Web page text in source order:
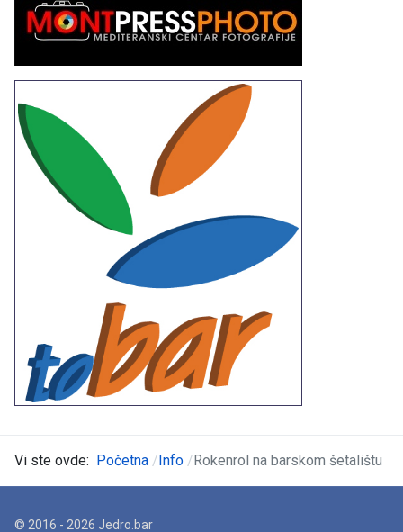
Vi ste ovde: Početna Info Rokenrol na barskom šetalištu
© 2016 - 2026 Jedro.bar